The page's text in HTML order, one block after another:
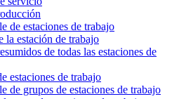
de estaciones de trabajo
la estación de trabajo
de todas las estaciones de
estaciones de trabajo
de grupos de estaciones de trabajo